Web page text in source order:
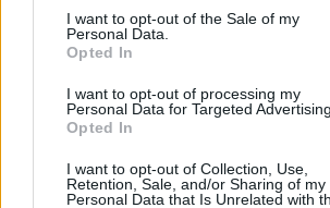
I want to opt-out of the Sale of my
Personal Data.
Opted In
I want to opt-out of processing my
Personal Data for Targeted Advertising.
Opted In
I want to opt-out of Collection, Use,
Retention, Sale, and/or Sharing of my
Personal Data that Is Unrelated with
antykoncepcyjny po 14 dniach.
powinnam usunąć go dopiero 05
wczoraj. Pomyliłam się. wczoraj
tabletki”dzień po” (ella 30mg) i je
mam kolejnego krążka. do polski
włożyć nowy krążek w następną
to będzie ok?
Forum:
gość